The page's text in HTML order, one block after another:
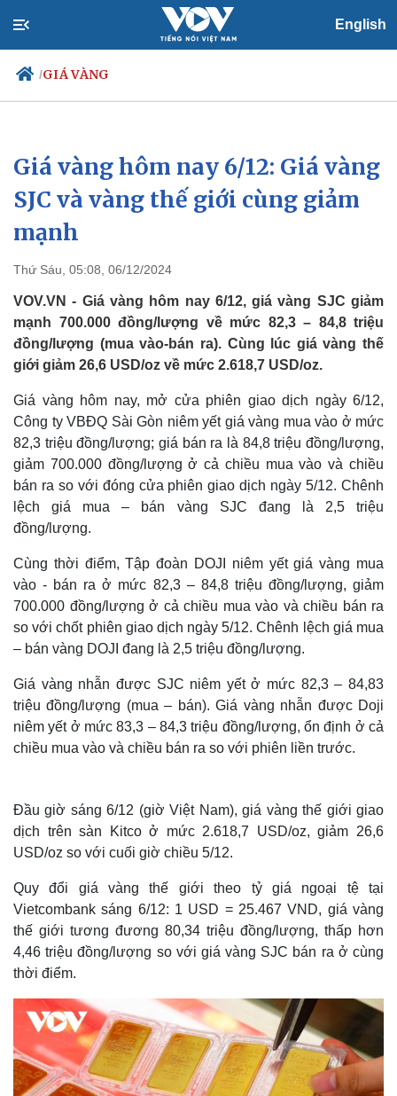
English
/GIÁ VÀNG
Chính trị
Đảng
Tổ chức nhân sự
Quốc hội
Nhận diện sự thật
Xã hội
Tin 24h
Dự báo thời tiết
Giá vàng hôm nay 6/12: Giá vàng
SJC và vàng thế giới cùng giảm
mạnh
Thứ Sáu, 05:08, 06/12/2024
VOV.VN - Giá vàng hôm nay 6/12, giá vàng SJC giảm
mạnh 700.000 đồng/lượng về mức 82,3 – 84,8 triệu
đồng/lượng (mua vào-bán ra). Cùng lúc giá vàng thế
giới giảm 26,6 USD/oz về mức 2.618,7 USD/oz.
Giá vàng hôm nay, mở cửa phiên giao dịch ngày 6/12,
Công ty VBĐQ Sài Gòn niêm yết giá vàng mua vào ở mức
82,3 triệu đồng/lượng; giá bán ra là 84,8 triệu đồng/lượng,
giảm 700.000 đồng/lượng ở cả chiều mua vào và chiều
bán ra so với đóng cửa phiên giao dịch ngày 5/12. Chênh
lệch giá mua – bán vàng SJC đang là 2,5 triệu
đồng/lượng.
Cùng thời điểm, Tập đoàn DOJI niêm yết giá vàng mua
vào - bán ra ở mức 82,3 – 84,8 triệu đồng/lượng, giảm
700.000 đồng/lượng ở cả chiều mua vào và chiều bán ra
so với chốt phiên giao dịch ngày 5/12. Chênh lệch giá mua
– bán vàng DOJI đang là 2,5 triệu đồng/lượng.
Giá vàng nhẫn được SJC niêm yết ở mức 82,3 – 84,83
triệu đồng/lượng (mua – bán). Giá vàng nhẫn được Doji
niêm yết ở mức 83,3 – 84,3 triệu đồng/lượng, ổn định ở cả
chiều mua vào và chiều bán ra so với phiên liền trước.
Đầu giờ sáng 6/12 (giờ Việt Nam), giá vàng thế giới giao
dịch trên sàn Kitco ở mức 2.618,7 USD/oz, giảm 26,6
USD/oz so với cuối giờ chiều 5/12.
Quy đổi giá vàng thế giới theo tỷ giá ngoại tệ tại
Vietcombank sáng 6/12: 1 USD = 25.467 VND, giá vàng
thế giới tương đương 80,34 triệu đồng/lượng, thấp hơn
4,46 triệu đồng/lượng so với giá vàng SJC bán ra ở cùng
thời điểm.